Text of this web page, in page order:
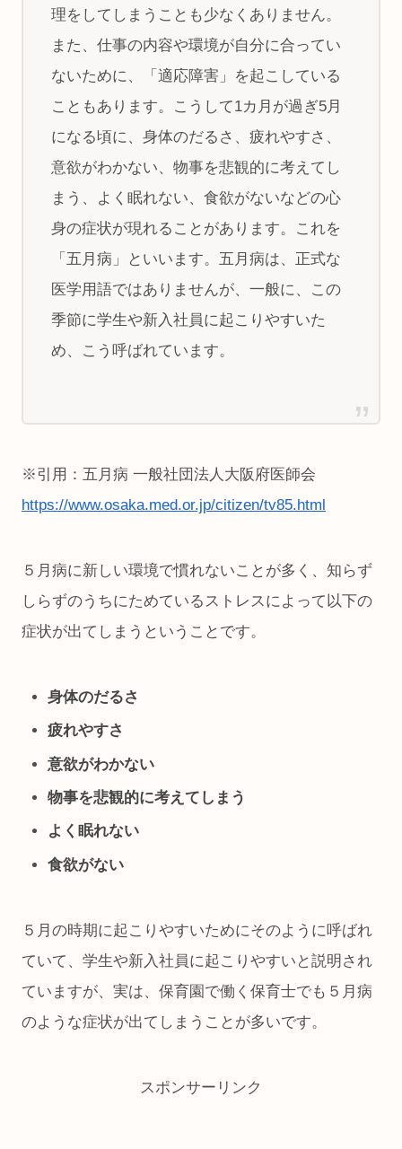
理をしてしまうことも少なくありません。
また、仕事の内容や環境が自分に合ってい
ないために、「適応障害」を起こしている
こともあります。こうして1カ月が過ぎ5月
になる頃に、身体のだるさ、疲れやすさ、
意欲がわかない、物事を悲観的に考えてし
まう、よく眠れない、食欲がないなどの心
身の症状が現れることがあります。これを
「五月病」といいます。五月病は、正式な
医学用語ではありませんが、一般に、この
季節に学生や新入社員に起こりやすいた
め、こう呼ばれています。
※引用：五月病 一般社団法人大阪府医師会
https://www.osaka.med.or.jp/citizen/tv85.html
５月病に新しい環境で慣れないことが多く、知らず
しらずのうちにためているストレスによって以下の
症状が出てしまうということです。
身体のだるさ
疲れやすさ
意欲がわかない
物事を悲観的に考えてしまう
よく眠れない
食欲がない
５月の時期に起こりやすいためにそのように呼ばれ
ていて、学生や新入社員に起こりやすいと説明され
ていますが、実は、保育園で働く保育士でも５月病
のような症状が出てしまうことが多いです。
スポンサーリンク